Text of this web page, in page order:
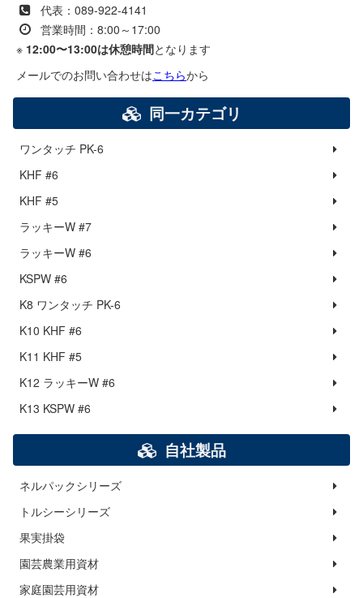
代表：089-922-4141
営業時間：8:00～17:00
※ 12:00〜13:00は休憩時間となります
メールでのお問い合わせはこちらから
同一カテゴリ
ワンタッチ PK-6
KHF #6
KHF #5
ラッキーW #7
ラッキーW #6
KSPW #6
K8 ワンタッチ PK-6
K10 KHF #6
K11 KHF #5
K12 ラッキーW #6
K13 KSPW #6
自社製品
ネルパックシリーズ
トルシーシリーズ
果実掛袋
園芸農業用資材
家庭園芸用資材